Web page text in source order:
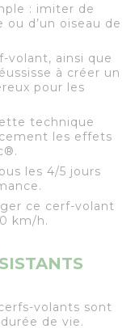
: imiter de
ou d’un oiseau de
volant, ainsi que
à créer un
pour les
technique
les effets
les 4/5 jours
ce cerf-volant
km/h.
volants sont
de vie.